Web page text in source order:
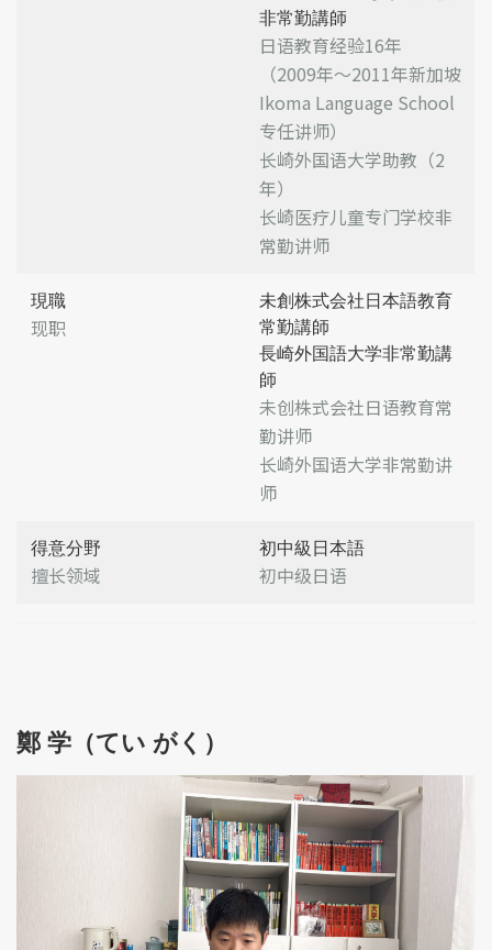
非常勤講師
日语教育经验16年
（2009年～2011年新加坡
Ikoma Language School
专任讲师）
长崎外国语大学助教（2
年）
长崎医疗儿童专门学校非
常勤讲师
現職
现职
未創株式会社日本語教育
常勤講師
長崎外国語大学非常勤講
師
未创株式会社日语教育常
勤讲师
长崎外国语大学非常勤讲
师
得意分野
擅长领域
初中級日本語
初中级日语
鄭 学（てい がく）